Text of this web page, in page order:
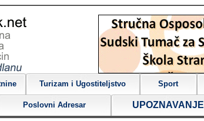
Turizam i Ugostiteljstvo Sport
Poslovni Adresar UPOZNAVANJE